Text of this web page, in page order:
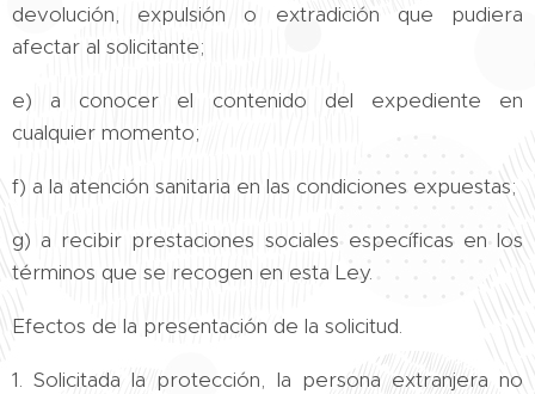
devolución, expulsión o extradición que pudiera
afectar al solicitante;
e) a conocer el contenido del expediente en
cualquier momento;
f) a la atención sanitaria en las condiciones expuestas;
g) a recibir prestaciones sociales específicas en los
términos que se recogen en esta Ley.
Efectos de la presentación de la solicitud.
1. Solicitada la protección, la persona extranjera no